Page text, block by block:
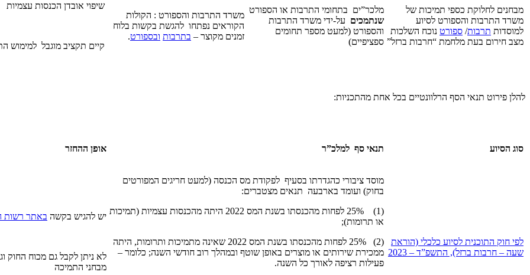
מבחנים לחלוקת כספי תמיכות של
משרד התרבות והספורט לסיוע
למוסדות תרבות/ ספורט נוכח השלכות
מצב חירום בעת מלחמת “חרבות ברזל”
מלכר”ים בתחומי התרבות או הספורט
שנתמכים על-ידי משרד התרבות
והספורט (למעט מספר תחומים
ספציפיים)
משרד התרבות והספורט : הקולות
הקוראים נפתחו להגשת בקשות בלוח
זמנים מקוצר – בתרבות ובספורט.
שיפוי אובדן הכנסות עצמיות
קיים תקציב מוגבל למימוש
להלן פירוט תנאי הסף הרלוונטיים בכל אחת מהתכניות:
סוג הסיוע תנאי סף למלכ”ר אופן ההחזר
לפי חוק התוכנית לסיוע כלכלי (הוראת
שעה – חרבות ברזל), התשפ”ד – 2023
מוסד ציבורי כהגדרתו בסעיף לפקודת מס הכנסה (למעט חריגים המפורטים
בחוק) ועומד בארבעה תנאים מצטברים:
(1) 25% לפחות מהכנסתו בשנת המס 2022 היתה מהכנסות עצמיות (תמיכות
או תרומות);
(2) 25% לפחות מהכנסתו בשנת המס 2022 שאינה מתמיכות ותרומות, היתה
ממכירת שירותים או מוצרים באופן שוטף ובמהלך רוב חודשי השנה; כלומר –
פעילות רציפה לאורך כל השנה.
יש להגיש בקשה באתר רשות
לא ניתן לקבל גם מכוח החוק
מבחני התמיכה